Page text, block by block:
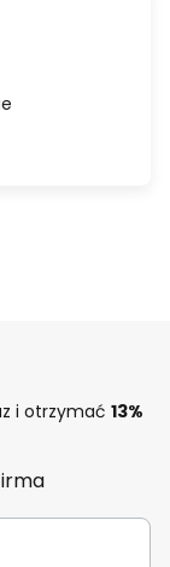
i otrzymać 13%